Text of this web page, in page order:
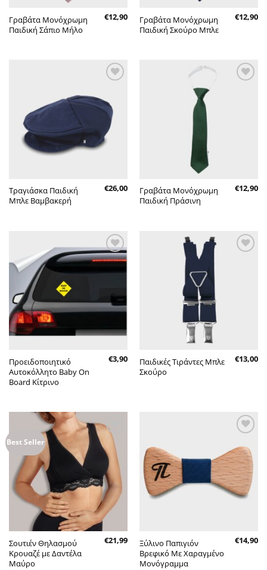
Γραβάτα Μονόχρωμη
Παιδική Σάπιο Μήλο
€12,90
Γραβάτα Μονόχρωμη
Παιδική Σκούρο Μπλε
€12,90
στην λίστα
επιθυμητών
Τραγιάσκα Παιδική
Μπλε Βαμβακερή
€26,00
Γραβάτα Μονόχρωμη
Παιδική Πράσινη
€12,90
Πρόσθήκη
Προειδοποιητικό
Αυτοκόλλητο Baby On
Board Κίτρινο
€3,90
επιθυμητών
Παιδικές Τιράντες Μπλε
Σκούρο
€13,00
Best Seller
Πρόσθήκη
στην λίστα
επιθυμητών
Σουτιέν Θηλασμού
Κρουαζέ με Δαντέλα
Μαύρο
€21,99
στην λίστα
επιθυμητών
Ξύλινο Παπιγιόν
Βρεφικό Με Χαραγμένο
Μονόγραμμα
€14,90